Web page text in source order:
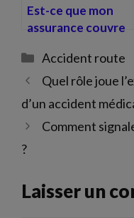
Est-ce que mon
assurance couvre
l’étranger ?
Catégories
Accident route
Quel rôle joue
d’un accident
Comment
?
Laisser un